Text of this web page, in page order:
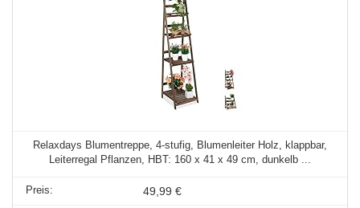
Relaxdays Blumentreppe, 4-stufig, Blumenleiter Holz, klappbar,
Leiterregal Pflanzen, HBT: 160 x 41 x 49 cm, dunkelb ...
49,99 €